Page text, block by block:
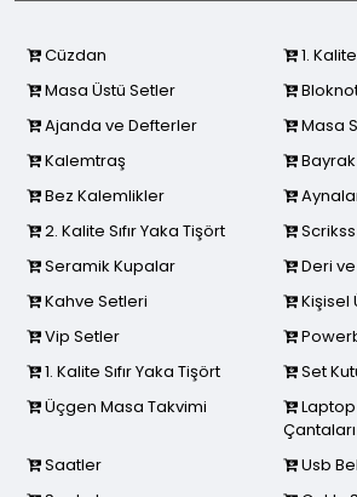
Cüzdan
1.
Masa Üstü Setler
Ajanda ve Defterler
Masa
Kalemtraş
Bez Kalemlikler
2. Kalite Sıfır Yaka Tişört
Seramik Kupalar
Deri
Kahve Setleri
Kişisel
Vip Setler
1. Kalite Sıfır Yaka Tişört
Set
Üçgen Masa Takvimi
Laptop
Çantaları
Saatler
Usb